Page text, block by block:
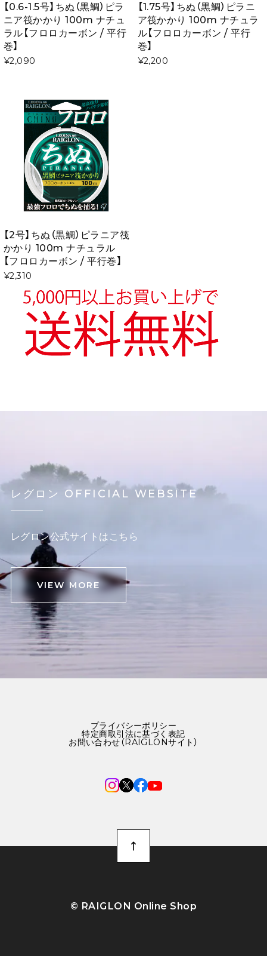
【0.6-1.5号】ちぬ（黒鯛）ピラ
ニア筏かかり 100m ナチュ
ラル【フロロカーボン / 平行
巻】
¥2,090
【1.75号】ちぬ（黒鯛）ピラニ
ア筏かかり 100m ナチュラ
ル【フロロカーボン / 平行
巻】
¥2,200
【2号】ちぬ（黒鯛）ピラニア筏
かかり 100m ナチュラル
【フロロカーボン / 平行巻】
¥2,310
レグロン OFFICIAL WEBSITE
レグロン公式サイトはこちら
VIEW MORE
プライバシーポリシー
特定商取引法に基づく表記
お問い合わせ（RAIGLONサイト）
©︎ RAIGLON Online Shop